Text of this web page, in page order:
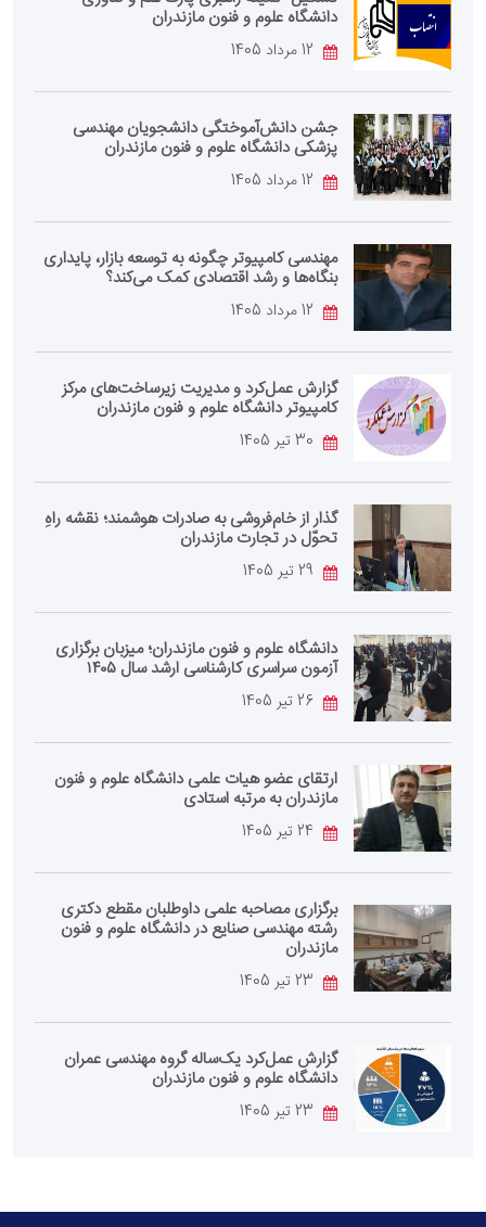
دانشگاه علوم و فنون مازندران
جشن دانش‌آموختگی دانشجویان مهندسی
پزشکی دانشگاه علوم و فنون مازندران
مهندسی کامپیوتر چگونه به توسعه بازار، پایداری
بنگاه‌ها و رشد اقتصادی کمک می‌کند؟
گزارش عمل‌کرد و مدیریت زیرساخت‌های مرکز
کامپیوتر دانشگاه علوم و فنون مازندران
گذار از خام‌فروشی به صادرات هوشمند؛ نقشه راهِ
تحوّل در تجارت مازندران
دانشگاه علوم و فنون مازندران؛ میزبان برگزاری
آزمون سراسری کارشناسی‌ ارشد سال ۱۴۰۵
ارتقای عضو هیات علمی دانشگاه علوم و فنون
مازندران به مرتبه استادی
برگزاری مصاحبه علمی داوطلبان مقطع دکتری
رشته مهندسی صنایع در دانشگاه علوم و فنون
مازندران
گزارش عمل‌کرد یک‌ساله گروه مهندسی عمران
دانشگاه علوم و فنون مازندران